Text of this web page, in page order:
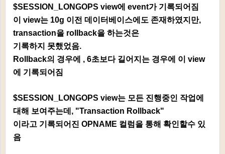
$SESSION_LONGOPS view에 event가 기록되어짐
이 view는 10g 이전 데이터베이스에도 존재하였지만,
transaction을 rollback을 하는것은
기록하지 못했었음.
Rollback의 경우에 , 6초보다 길어지는 경우에 이 view
에 기록되어짐
$SESSION_LONGOPS view는 모든 진행중인 작업에
대해 보여주는데, "Transaction Rollback"
이라고 기록되어진 OPNAME 컬럼을 통해 확인할수 있
음